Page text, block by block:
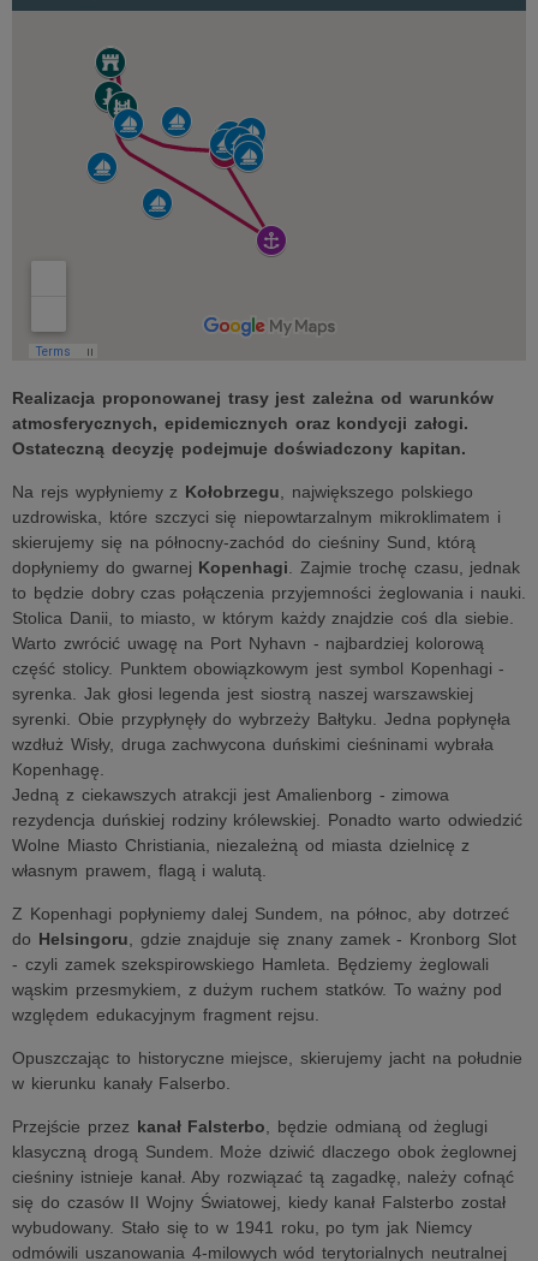
Realizacja proponowanej trasy jest zależna od warunków
atmosferycznych, epidemicznych oraz kondycji załogi.
Ostateczną decyzję podejmuje doświadczony kapitan.
Na rejs wypłyniemy z Kołobrzegu , największego polskiego
uzdrowiska, które szczyci się niepowtarzalnym mikroklimatem i
skierujemy się na północny-zachód do cieśniny Sund, którą
dopłyniemy do gwarnej Kopenhagi . Zajmie trochę czasu, jednak
to będzie dobry czas połączenia przyjemności żeglowania i nauki.
Stolica Danii, to miasto, w którym każdy znajdzie coś dla siebie.
Warto zwrócić uwagę na Port Nyhavn - najbardziej kolorową
część stolicy. Punktem obowiązkowym jest symbol Kopenhagi -
syrenka. Jak głosi legenda jest siostrą naszej warszawskiej
syrenki. Obie przypłynęły do wybrzeży Bałtyku. Jedna popłynęła
wzdłuż Wisły, druga zachwycona duńskimi cieśninami wybrała
Kopenhagę.
Jedną z ciekawszych atrakcji jest Amalienborg - zimowa
rezydencja duńskiej rodziny królewskiej. Ponadto warto odwiedzić
Wolne Miasto Christiania, niezależną od miasta dzielnicę z
własnym prawem, flagą i walutą.
Z Kopenhagi popłyniemy dalej Sundem, na północ, aby dotrzeć
do Helsingoru , gdzie znajduje się znany zamek - Kronborg Slot
- czyli zamek szekspirowskiego Hamleta. Będziemy żeglowali
wąskim przesmykiem, z dużym ruchem statków. To ważny pod
względem edukacyjnym fragment rejsu.
Opuszczając to historyczne miejsce, skierujemy jacht na południe
w kierunku kanały Falserbo.
Przejście przez kanał Falsterbo , będzie odmianą od żeglugi
klasyczną drogą Sundem. Może dziwić dlaczego obok żeglownej
cieśniny istnieje kanał. Aby rozwiązać tą zagadkę, należy cofnąć
się do czasów II Wojny Światowej, kiedy kanał Falsterbo został
wybudowany. Stało się to w 1941 roku, po tym jak Niemcy
odmówili uszanowania 4-milowych wód terytorialnych neutralnej